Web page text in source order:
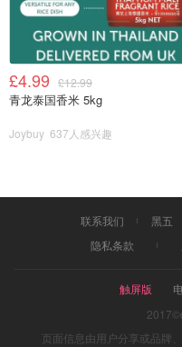
£4.99 £12.99
青龙泰国香米 5kg
Joybuy 637人感兴趣
联系我们 黑五
隐私条款
触屏版
页面信息由用户分享或品牌